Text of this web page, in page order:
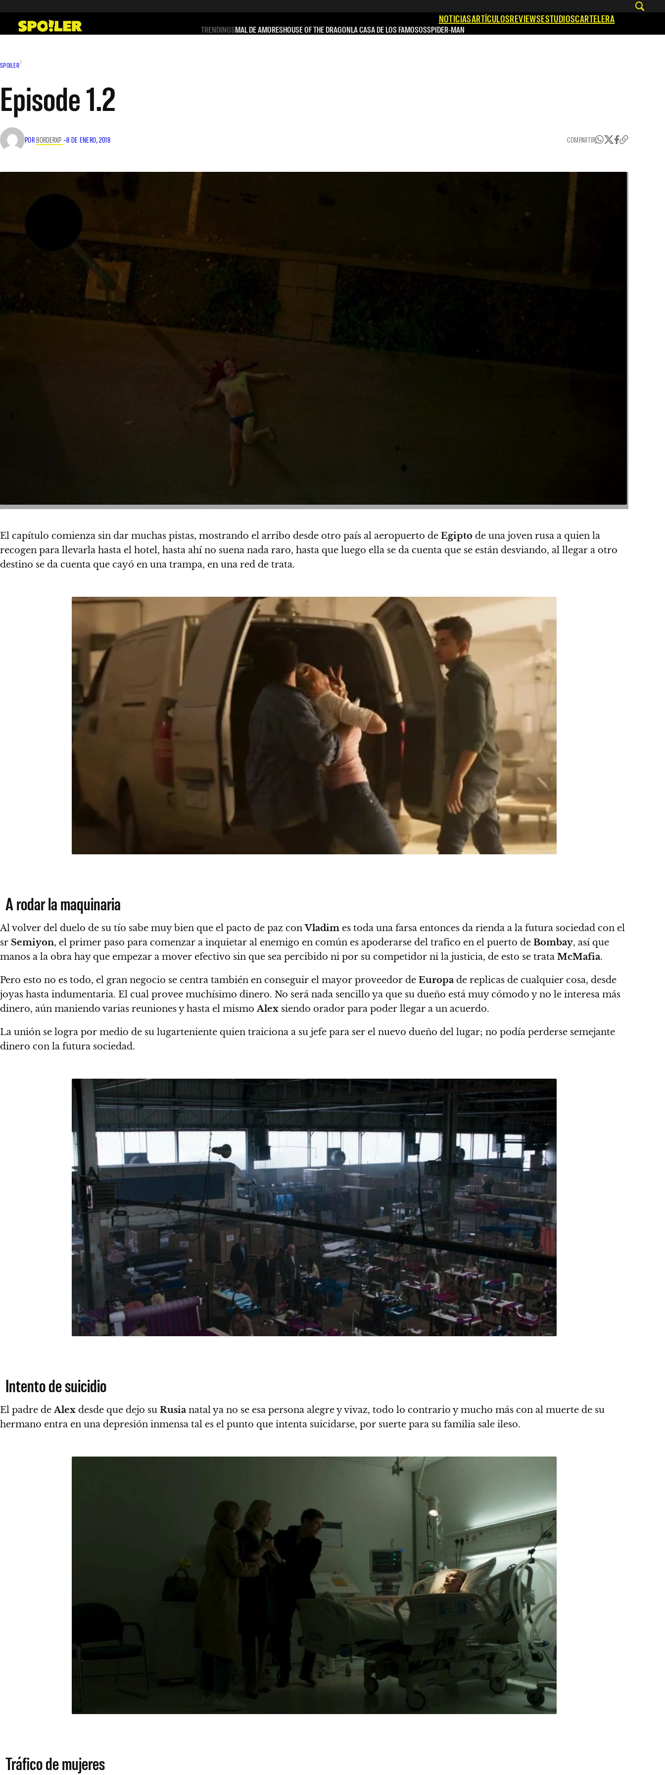
contenido
NOTICIASARTÍCULOSREVIEWSESTUDIOSCARTELERA
TRENDINGSMAL DE AMORESHOUSE OF THE DRAGONLA CASA DE LOS FAMOSOSSPIDER-MAN
SPOILER
Episode 1.2
POR BORDERXP –8 DE ENERO, 2018 COMPARTIR
El capítulo comienza sin dar muchas pistas, mostrando el arribo desde otro país al aeropuerto de Egipto de una joven rusa a quien la
recogen para llevarla hasta el hotel, hasta ahí no suena nada raro, hasta que luego ella se da cuenta que se están desviando, al llegar a otro
destino se da cuenta que cayó en una trampa, en una red de trata.
A rodar la maquinaria
Al volver del duelo de su tío sabe muy bien que el pacto de paz conVladim es toda una farsa entonces da rienda a la futura sociedad con el
sr Semiyon, el primer paso para comenzar a inquietar al enemigo en común es apoderarse del trafico en el puerto de Bombay, así que
manos a la obra hay que empezar a mover efectivo sin que sea percibido ni por su competidor ni la justicia, de esto se trata McMafia.
Pero esto no es todo, el gran negocio se centra también en conseguir el mayor proveedor de Europa de replicas de cualquier cosa, desde
joyas hasta indumentaria. El cual provee muchísimo dinero. No será nada sencillo ya que su dueño está muy cómodo y no le interesa más
dinero, aún maniendo varias reuniones y hasta el mismoAlex siendo orador para poder llegar a un acuerdo.
La unión se logra por medio de su lugarteniente quien traiciona a su jefe para ser el nuevo dueño del lugar; no podía perderse semejante
dinero con la futura sociedad.
Intento de suicidio
El padre deAlex desde que dejo su Rusia natal ya no se esa persona alegre y vivaz, todo lo contrario y mucho más con al muerte de su
hermano entra en una depresión inmensa tal es el punto que intenta suicidarse, por suerte para su familia sale ileso.
Tráfico de mujeres